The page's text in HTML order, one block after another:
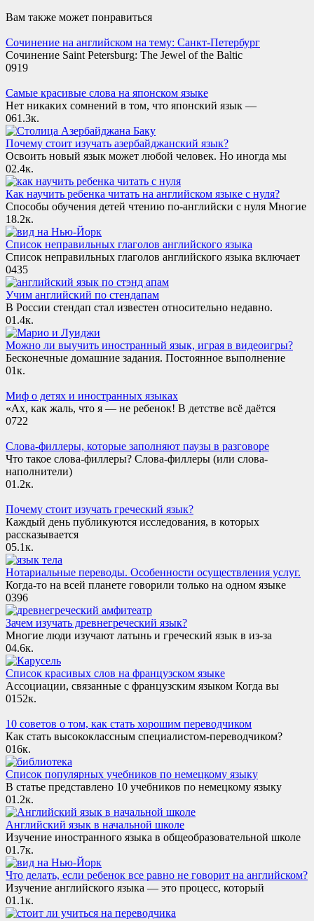
Вам также может понравиться
Сочинение на английском на тему: Санкт-Петербург
Сочинение Saint Petersburg: The Jewel of the Baltic
0919
Самые красивые слова на японском языке
Нет никаких сомнений в том, что японский язык —
061.3к.
Почему стоит изучать азербайджанский язык?
Освоить новый язык может любой человек. Но иногда мы
02.4к.
Как научить ребенка читать на английском языке с нуля?
Способы обучения детей чтению по-английски с нуля Многие
18.2к.
Список неправильных глаголов английского языка
Список неправильных глаголов английского языка включает
0435
Учим английский по стендапам
В России стендап стал известен относительно недавно.
01.4к.
Можно ли выучить иностранный язык, играя в видеоигры?
Бесконечные домашние задания. Постоянное выполнение
01к.
Миф о детях и иностранных языках
«Ах, как жаль, что я — не ребенок! В детстве всё даётся
0722
Слова-филлеры, которые заполняют паузы в разговоре
Что такое слова-филлеры? Слова-филлеры (или слова-
наполнители)
01.2к.
Почему стоит изучать греческий язык?
Каждый день публикуются исследования, в которых
рассказывается
05.1к.
Нотариальные переводы. Особенности осуществления услуг.
Когда-то на всей планете говорили только на одном языке
0396
Зачем изучать древнегреческий язык?
Многие люди изучают латынь и греческий язык в из-за
04.6к.
Список красивых слов на французском языке
Ассоциации, связанные с французским языком Когда вы
0152к.
10 советов о том, как стать хорошим переводчиком
Как стать высококлассным специалистом-переводчиком?
016к.
Список популярных учебников по немецкому языку
В статье представлено 10 учебников по немецкому языку
01.2к.
Английский язык в начальной школе
Изучение иностранного языка в общеобразовательной школе
01.7к.
Что делать, если ребенок все равно не говорит на английском?
Изучение английского языка — это процесс, который
01.1к.